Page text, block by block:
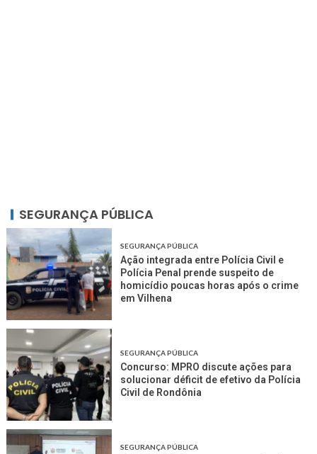
SEGURANÇA PÚBLICA
SEGURANÇA PÚBLICA
Ação integrada entre Polícia Civil e
Polícia Penal prende suspeito de
homicídio poucas horas após o crime
em Vilhena
SEGURANÇA PÚBLICA
Concurso: MPRO discute ações para
solucionar déficit de efetivo da Polícia
Civil de Rondônia
SEGURANÇA PÚBLICA